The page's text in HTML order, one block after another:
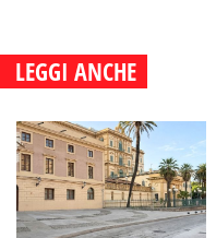
LEGGI ANCHE